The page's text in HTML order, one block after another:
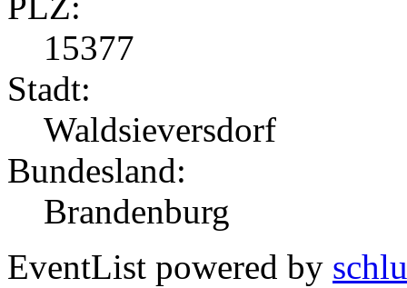
15377
Stadt:
Waldsieversdorf
Bundesland:
Brandenburg
EventList powered by